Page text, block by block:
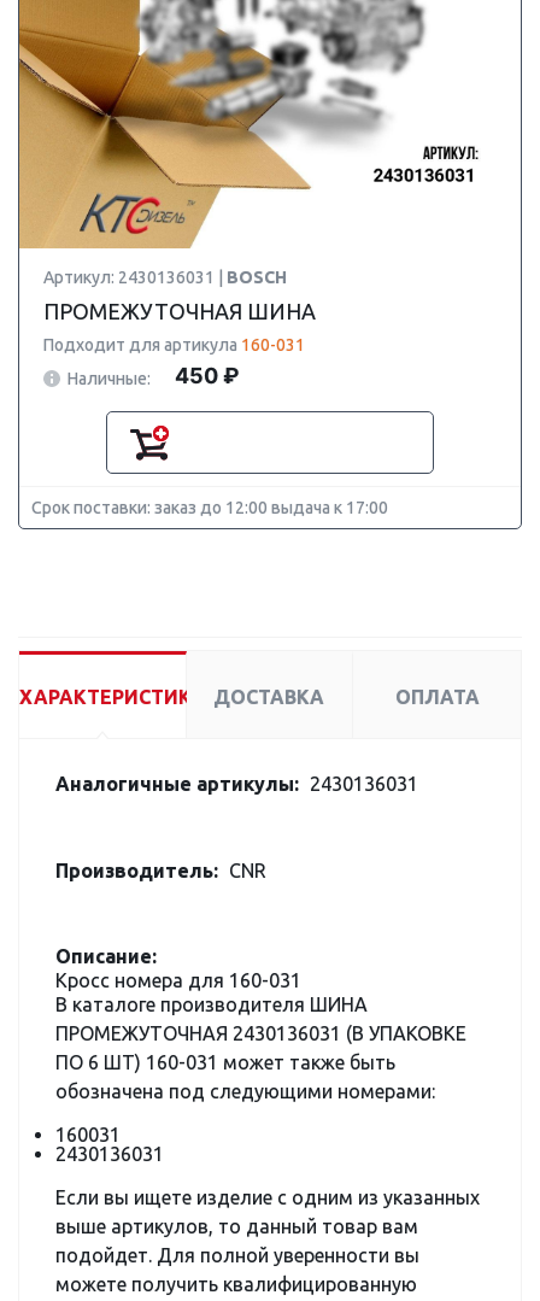
Артикул: 2430136031 | BOSCH
ПРОМЕЖУТОЧНАЯ ШИНА
Подходит для артикула 160-031
Наличные:
450 ₽
Срок поставки: заказ до 12:00 выдача к 17:00
ХАРАКТЕРИСТИКИ ДОСТАВКА ОПЛАТА
Аналогичные артикулы: 2430136031
Производитель: CNR
Описание:
Кросс номера для 160-031
В каталоге производителя ШИНА
ПРОМЕЖУТОЧНАЯ 2430136031 (В УПАКОВКЕ
ПО 6 ШТ) 160-031 может также быть
обозначена под следующими номерами:
160031
2430136031
Если вы ищете изделие с одним из указанных
выше артикулов, то данный товар вам
подойдет. Для полной уверенности вы
можете получить квалифицированную